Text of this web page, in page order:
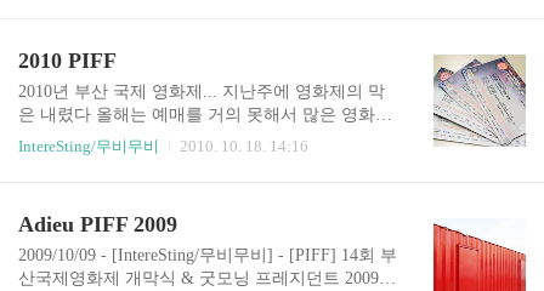
묘사하고 있는데 정말 자연앞에 나약해진 인간을
볼 수 있었다 깔린 건물 아래 쌍둥이 누나와 동생
중 한명만 살릴 수 있는 상황 신의 장난같은 이 상
황을 제촉하는 구조자들의 성화에 못이겨 쌍둥이
의 엄마는 정신없는 가운데 동생을 선택하게 되고,
인줄만 알았건만 죽은게 아니었다;;; 당시 쇼크로
말문이 막혔지만, 그 상황을 기억하고 있었..
2010 PIFF
2010년 부산 국제 영화제... 지난주에 영화제의 막
은 내렸다 올해는 예매를 거의 못해서 많은 영화를
보진 못했다 ㅡㅜ
IntereSting/무비무비 2010. 10. 18. 14:16
Adieu PIFF 2009
2009/10/09 - [IntereSting/무비무비] - [PIFF] 14회 부
산국제영화제 개막식 & 굿모닝 프레지던트 2009/1